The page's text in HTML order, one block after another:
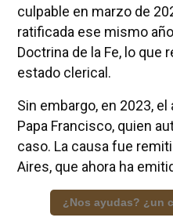
culpable en marzo de
ratificada ese mismo
Doctrina de la Fe, lo que
estado clerical.
Sin embargo, en 2023, el
Papa Francisco, quien
caso. La causa fue
Aires, que ahora ha
¿Nos ayudas? ¿un